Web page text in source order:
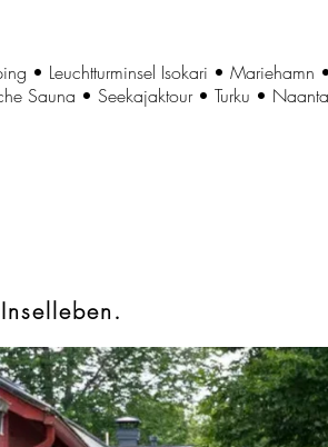
• Leuchtturminsel Isokari • Mariehamn •
Sauna • Seekajaktour • Turku •